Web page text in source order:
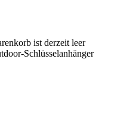
ist derzeit leer
Schlüsselanhänger